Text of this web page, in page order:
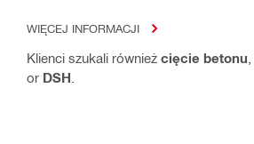
WIĘCEJ INFORMACJI
Klienci szukali również cięcie betonu
or DSH